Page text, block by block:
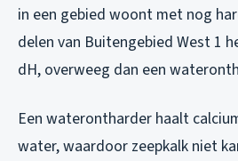
in een gebied woont met nog
delen van Buitengebied West 1
dH, overweeg dan een
Een waterontharder haalt
water, waardoor zeepkalk niet